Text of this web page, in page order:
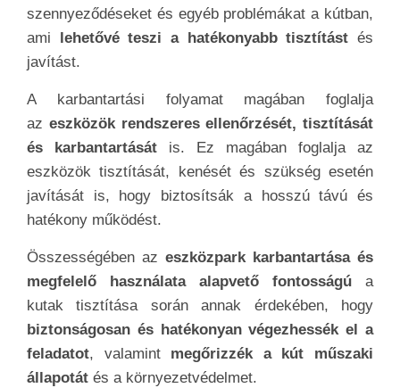
szennyeződéseket és egyéb problémákat a kútban,
ami
lehetővé teszi a hatékonyabb tisztítást és
javítást.
A karbantartási folyamat magában foglalja
az eszközök rendszeres ellenőrzését, tisztítását
és karbantartását is. Ez magában foglalja az
eszközök tisztítását, kenését és szükség esetén
javítását is, hogy biztosítsák a hosszú távú és
hatékony működést.
Összességében az eszközpark karbantartása és
megfelelő használata alapvető fontosságú a
kutak tisztítása során annak érdekében, hogy
biztonságosan és hatékonyan végezhessék el a
feladatot, valamintmegőrizzék a kút műszaki
állapotát és a környezetvédelmet.